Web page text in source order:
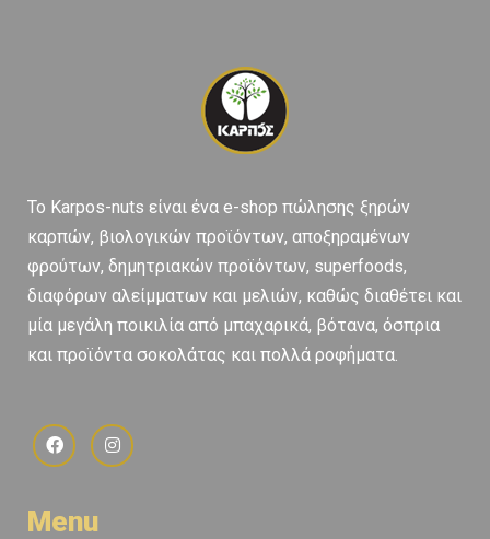
To Karpos-nuts είναι ένα e-shop πώλησης ξηρών
καρπών, βιολογικών προϊόντων, αποξηραμένων
φρούτων, δημητριακών προϊόντων, superfoods,
διαφόρων αλείμματων και μελιών, καθώς διαθέτει και
μία μεγάλη ποικιλία από μπαχαρικά, βότανα, όσπρια
και προϊόντα σοκολάτας και πολλά ροφήματα.
Menu